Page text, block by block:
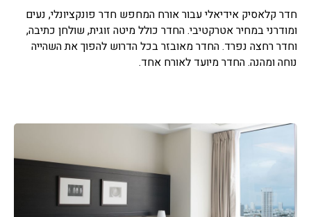
חדר קלאסיק אידיאלי עבור אורח המחפש חדר פונקציונלי, נעים
ומודרני במחיר אטרקטיבי. החדר כולל מיטה זוגית, שולחן כתיבה,
וחדר רחצה נפרד. החדר מאובזר בכל הדרוש להפוך את השהייה
נוחה ומהנה. החדר מיועד לאורח אחד.